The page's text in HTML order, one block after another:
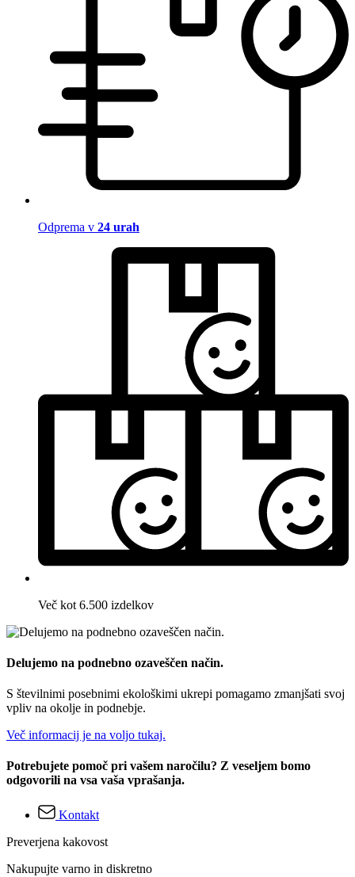
Odprema v 24 urah
Več kot 6.500 izdelkov
Delujemo na podnebno ozaveščen način.
S številnimi posebnimi ekološkimi ukrepi pomagamo zmanjšati svoj
vpliv na okolje in podnebje.
Več informacij je na voljo tukaj.
Potrebujete pomoč pri vašem naročilu? Z veseljem bomo
odgovorili na vsa vaša vprašanja.
Kontakt
Preverjena kakovost
Nakupujte varno in diskretno